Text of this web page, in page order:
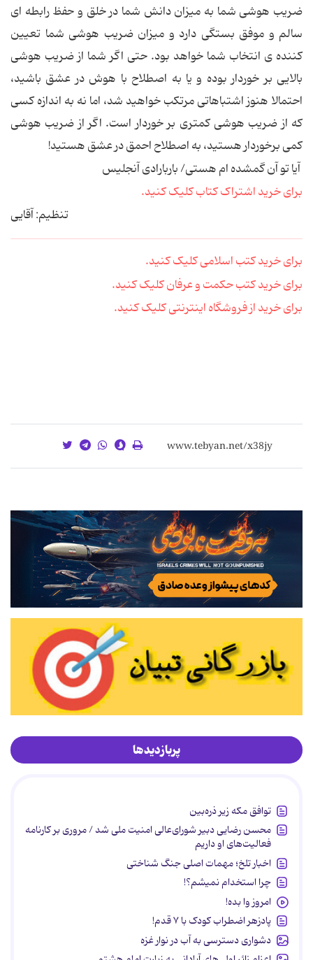
ضریب هوشی شما به میزان دانش شما در خلق و حفظ رابطه ای
سالم و موفق بستگی دارد و میزان ضریب هوشی شما تعیین
کننده ی انتخاب شما خواهد بود. حتی اگر شما از ضریب هوشی
بالایی بر خوردار بوده و یا به اصطلاح با هوش در عشق باشید،
احتمالا هنوز اشتباهاتی مرتکب خواهید شد، اما نه به اندازه کسی
که از ضریب هوشی کمتری بر خوردار است. اگر از ضریب هوشی
کمی برخوردار هستید، به اصطلاح احمق در عشق هستید!
آیا تو آن گمشده ام هستی/ باربارادی آنجلیس
برای خرید اشتراک کتاب کلیک کنید.
تنظیم: آقایی
برای خرید کتب اسلامی کلیک کنید.
برای خرید کتب حکمت و عرفان کلیک کنید.
برای خرید از فروشگاه اینترنتی کلیک کنید.
پربازدیدها
توافق مکه زیر ذره‌بین
محسن رضایی دبیر شورای‌عالی امنیت ملی شد / مروری بر کارنامه
فعالیت‌های او داریم
اخبار تلخ؛ مهمات اصلی جنگ شناختی
چرا استخدام نمیشم؟!
امروز وا بده!
پادزهر اضطراب کودک با ۷ قدم!
دشواری دسترسی به آب در نوار غزه